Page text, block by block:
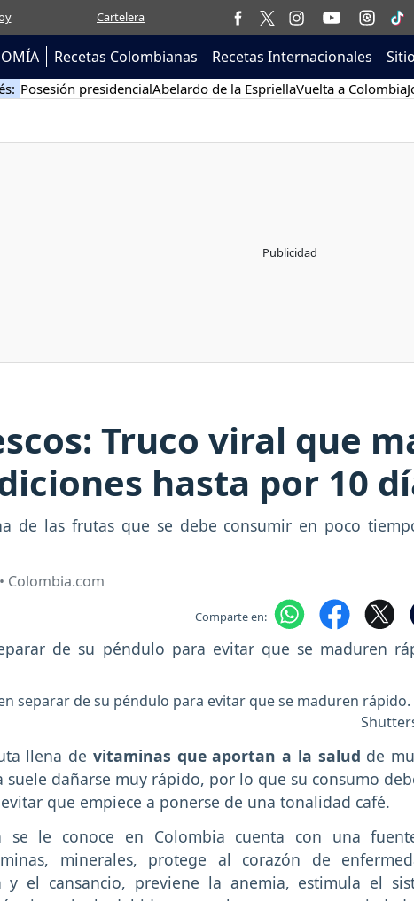
Cartelera
Recetas Colombianas Recetas Internacionales
Posesión presidencialAbelardo de la EspriellaVuelta a Colombia
Truco viral que
hasta por 10
de las frutas que se debe consumir en poco
• Colombia.com
Comparte en:
separar de su péndulo para evitar que se maduren rápido.
llena de vitaminas que aportan a la salud de
suele dañarse muy rápido, por lo que su consumo
que empiece a ponerse de una tonalidad café.
se le conoce en Colombia cuenta con una
minerales, protege al corazón de
y el cansancio, previene la anemia, estimula el